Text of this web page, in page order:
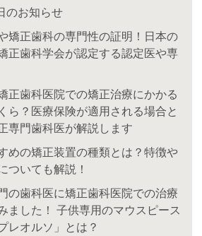
のお知らせ
矯正歯科の専門性の証明！日本の
正歯科学会が認定する認定医や専
正歯科医院での矯正治療にかかる
ら？医療保険が適用される場合と
専門歯科医が解説します
めの矯正装置の種類とは？特徴や
ついても解説！
の歯科医に矯正歯科医院での治療
ました！ 子供専用のマウスピース
レオルソ」とは？